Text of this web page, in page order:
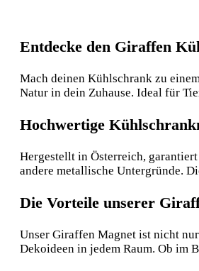
Entdecke den Giraffen
Mach deinen Kühlschrank zu
Natur in dein Zuhause. Ideal für
Hochwertige
Hergestellt in Österreich,
andere metallische Untergründe.
Die Vorteile unserer
Unser Giraffen Magnet ist nicht
Dekoideen in jedem Raum. Ob im